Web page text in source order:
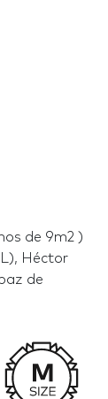
de 9m2 )
Héctor
de